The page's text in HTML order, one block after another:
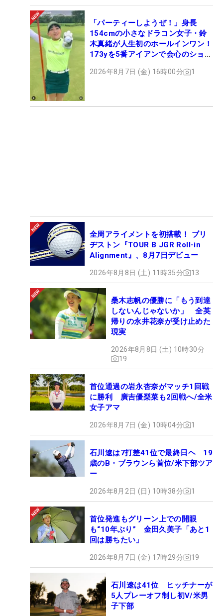
「パーティーしようぜ！」身長
154cmの小さなドラコン女子・鈴
木真緒が人生初のホールインワン！
173yを5番アイアンで会心のショッ
2026年8月7日 (金) 16時00分 1
全周アライメントを初搭載！ ブリ
ヂストン『TOUR B JGR Roll-in
Alignment』、8月7日デビュー
2026年8月8日 (土) 11時35分 13
桑木志帆の優勝に「もう到達
しないんじゃないか」 全英
帰りの永井花奈が受け止めた
現実
2026年8月8日 (土) 10時30分
19
首位通過の岩永杏奈がマッチ1回戦
に勝利 廣吉優梨菜も2回戦へ/全米
女子アマ
2026年8月7日 (金) 10時04分 1
石川遼は7打差41位で最終日ヘ 19
歳のB・ブラウンら首位/米下部ツア
ー
2026年8月2日 (日) 10時38分 1
首位発進もグリーン上での開眼
も“10年ぶり” 金田久美子「あと1
回は勝ちたい」
2026年8月7日 (金) 17時29分 19
石川遼は41位 ヒッチナーが
5人プレーオフ制し初V/米男
子下部